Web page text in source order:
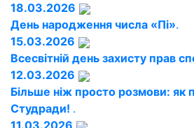
18.03.2026
День народження числа «Пі».
15.03.2026
Всесвітній день захисту прав
12.03.2026
Більше ніж просто розмови: як
Студради! .
11.03.2026